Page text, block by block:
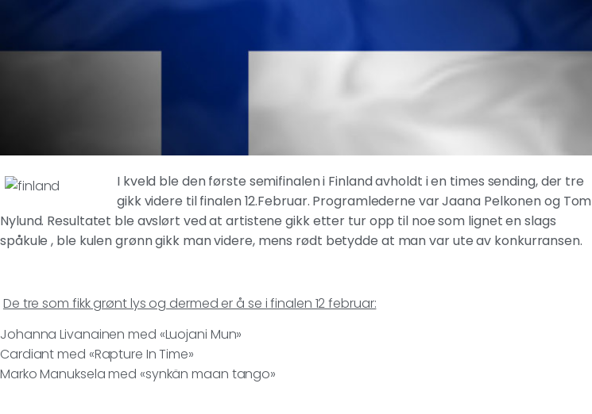
I kveld ble den første semifinalen i Finland avholdt i en times sending, der tre
gikk videre til finalen 12.Februar. Programlederne var Jaana Pelkonen og Tom
Nylund. Resultatet ble avslørt ved at artistene gikk etter tur opp til noe som lignet en slags
spåkule , ble kulen grønn gikk man videre, mens rødt betydde at man var ute av konkurransen.
De tre som fikk grønt lys og dermed er å se i finalen 12 februar:
Johanna Livanainen med «Luojani Mun»
Cardiant med «Rapture In Time»
Marko Manuksela med «synkän maan tango»